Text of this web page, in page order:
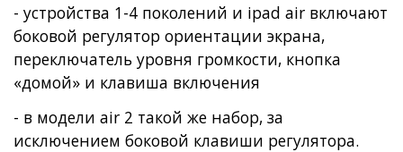
- устройства 1-4 поколений и ipad air включают
боковой регулятор ориентации экрана,
переключатель уровня громкости, кнопка
«домой» и клавиша включения
- в модели air 2 такой же набор, за
исключением боковой клавиши регулятора.